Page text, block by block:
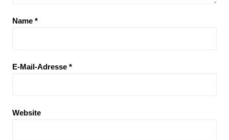
Name *
E-Mail-Adresse *
Website